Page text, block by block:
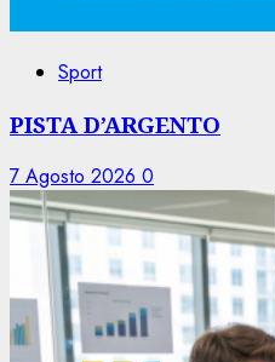
Sport
PISTA D’ARGENTO
7 Agosto 2026 0